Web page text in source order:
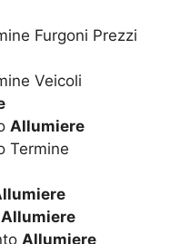
Furgoni Prezzi
Veicoli
Allumiere
Termine
Allumiere
Allumiere